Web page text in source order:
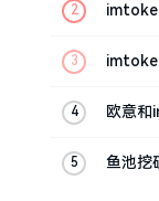
欧意和
鱼池挖